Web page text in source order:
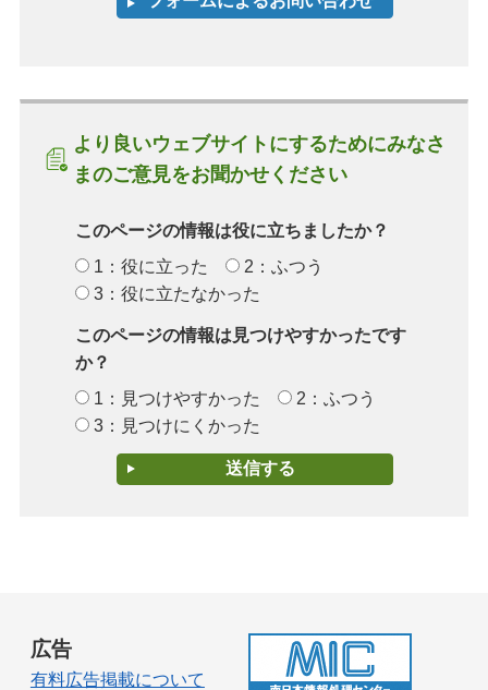
より良いウェブサイトにするためにみなさ
まのご意見をお聞かせください
このページの情報は役に立ちましたか？
1：役に立った
2：ふつう
3：役に立たなかった
このページの情報は見つけやすかったです
か？
1：見つけやすかった
2：ふつう
3：見つけにくかった
広告
有料広告掲載について